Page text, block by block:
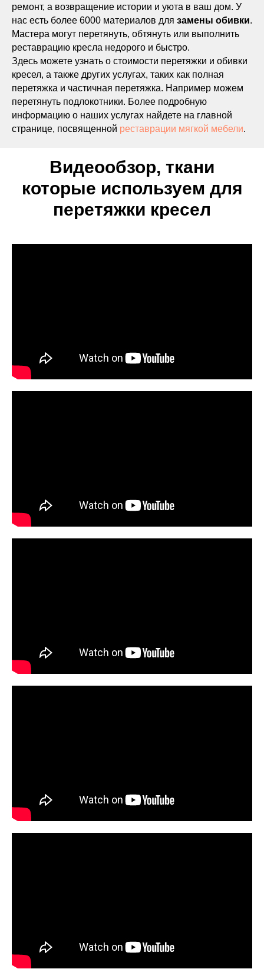
ремонт, а возвращение истории и уюта в ваш дом. У
нас есть более 6000 материалов для замены обивки.
Мастера могут перетянуть, обтянуть или выполнить
реставрацию кресла недорого и быстро.
Здесь можете узнать о стоимости перетяжки и обивки
кресел, а также других услугах, таких как полная
перетяжка и частичная перетяжка. Например можем
перетянуть подлокотники. Более подробную
информацию о наших услугах найдете на главной
странице, посвященной реставрации мягкой мебели.
Видеообзор, ткани
которые используем для
перетяжки кресел